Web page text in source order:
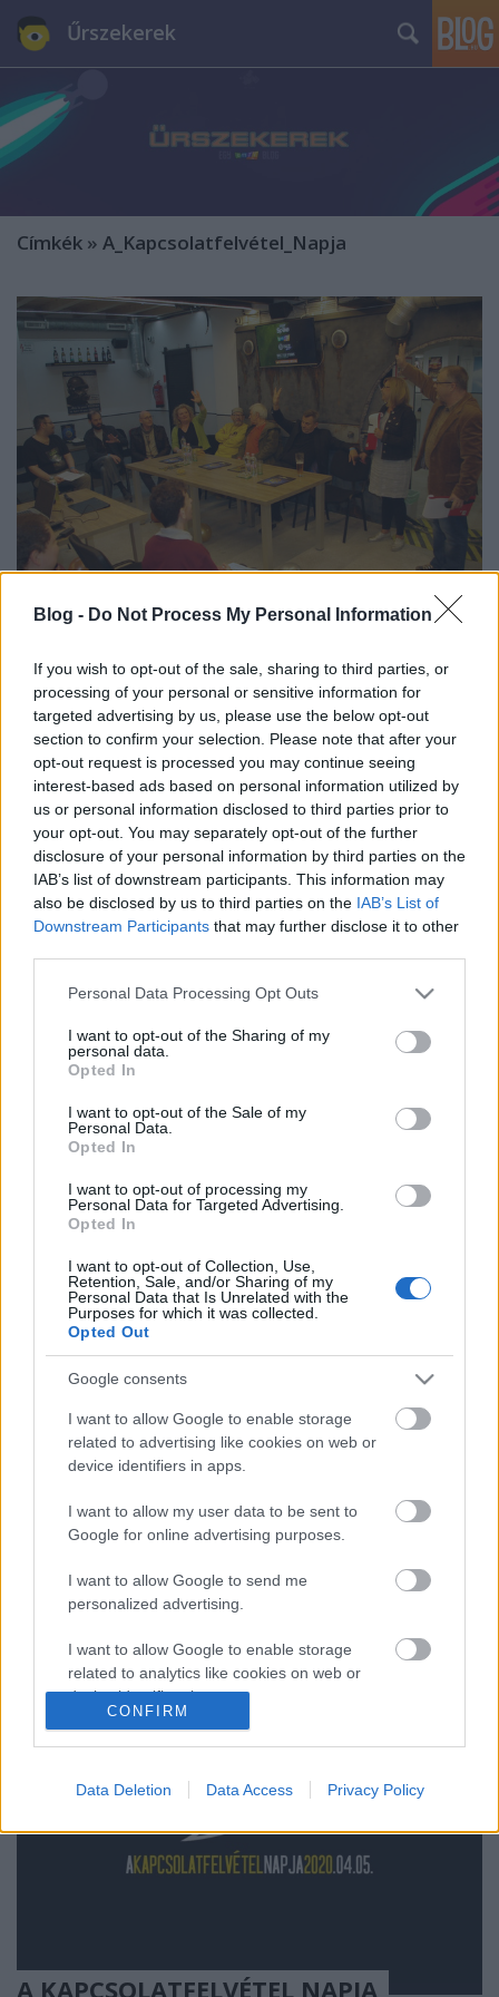
Blog - Do Not Process My Personal Information
If you wish to opt-out of the sale, sharing to third parties, or
processing of your personal or sensitive information for
targeted advertising by us, please use the below opt-out
section to confirm your selection. Please note that after your
opt-out request is processed you may continue seeing
interest-based ads based on personal information utilized by
us or personal information disclosed to third parties prior to
your opt-out. You may separately opt-out of the further
disclosure of your personal information by third parties on the
IAB’s list of downstream participants. This information may
also be disclosed by us to third parties on the IAB’s List of
Downstream Participants that may further disclose it to other
Please note that this website/app uses one or more Google
not limited to your visit or usage behaviour. You may click to
grant or deny consent to Google and its third-party tags to
use your data for below specified purposes in below Google
consent section.
Personal Data Processing Opt Outs
I want to opt-out of the Sharing of my
personal data.
Opted In
I want to opt-out of the Sale of my
Personal Data.
Opted In
I want to opt-out of processing my
Personal Data for Targeted Advertising.
Opted In
I want to opt-out of Collection, Use,
Retention, Sale, and/or Sharing of my
Personal Data that Is Unrelated with the
Purposes for which it was collected.
Opted Out
Google consents
I want to allow Google to enable storage
related to advertising like cookies on web or
device identifiers in apps.
I want to allow my user data to be sent to
Google for online advertising purposes.
I want to allow Google to send me
personalized advertising.
I want to allow Google to enable storage
related to analytics like cookies on web or
device identifiers in apps.
related to personalization.
CONFIRM
Data Deletion Data Access Privacy Policy
Űrszekerek
Címkék » A_Kapcsolatfelvétel_Napja
Pólus Moziban
Élménybeszámoló
Spotty hadnagy•2019. április 13.
Április 5-én és 6-án a Trek-naptár szerint
negyvennégy év múlva bekövetkező első idegen
kapcsolatfelvételt előzetesen megünneplő rajongók
leptek el két budapesti helyszínt is, hogy Star Trek-
sorozatokat és filmeket szinkronizáló színészekkel, és
az Űrszekerek podcast asztaltársaságainak
Star Trek a tévében – A
Kapcsolatfelvétel Napja
Ádám // emTV.hu •2019. március 20.
A Star Trek történelem szerint 2063. április 5-én
érkeznek majd a vulkániak a Földre, amit az
Űrszekerek közösségi flotta is szeretne méltó módon
megünnepelni. Éppen ezért április 5-én, pénteken
közösségtalálkozót tartunk, másnap, szombaton
pedig az első mozibulival és egyebek mellett a…
A KAPCSOLATFELVÉTEL NAPJA